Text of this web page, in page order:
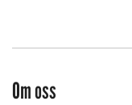
Om oss